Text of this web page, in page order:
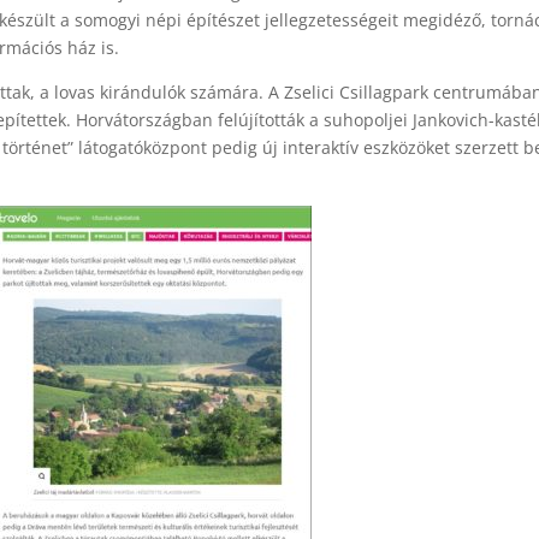
a somogyi népi építészet jellegzetességeit megidéző,
ház is.
a lovas kirándulók számára. A Zselici Csillagpark
Horvátországban felújították a suhopoljei Jankovich-
látogatóközpont pedig új interaktív eszközöket szerzett